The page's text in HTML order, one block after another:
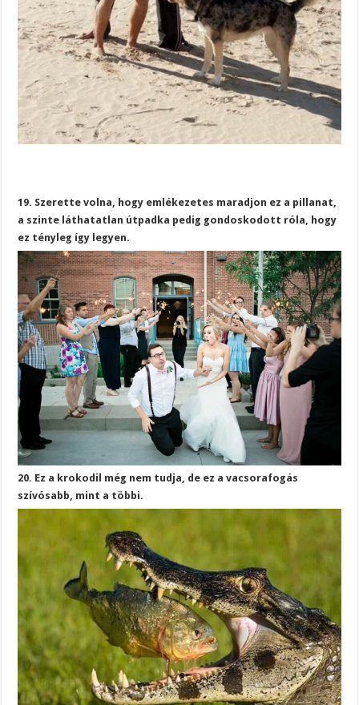
19. Szerette volna, hogy emlékezetes maradjon ez a pillanat,
a szinte láthatatlan útpadka pedig gondoskodott róla, hogy
ez tényleg így legyen.
20. Ez a krokodil még nem tudja, de ez a vacsorafogás
szívósabb, mint a többi.